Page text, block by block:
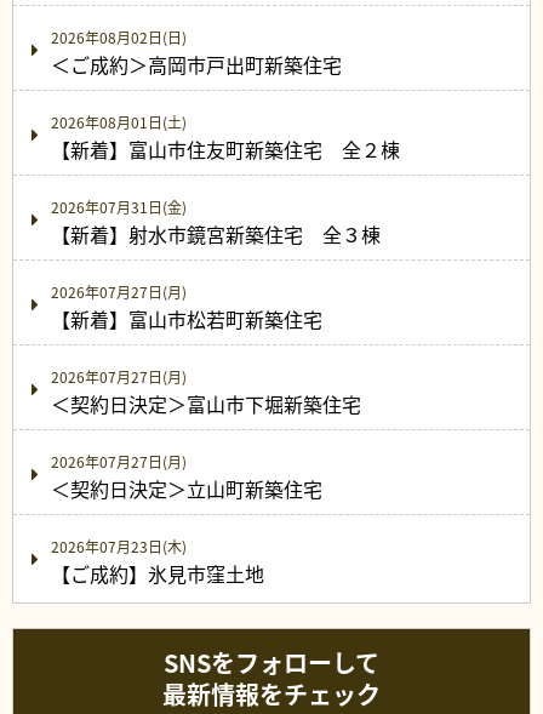
2026年08月02日(日)
＜ご成約＞高岡市戸出町新築住宅
2026年08月01日(土)
【新着】富山市住友町新築住宅 全２棟
2026年07月31日(金)
【新着】射水市鏡宮新築住宅 全３棟
2026年07月27日(月)
【新着】富山市松若町新築住宅
2026年07月27日(月)
＜契約日決定＞富山市下堀新築住宅
2026年07月27日(月)
＜契約日決定＞立山町新築住宅
2026年07月23日(木)
【ご成約】氷見市窪土地
SNSをフォローして
最新情報をチェック